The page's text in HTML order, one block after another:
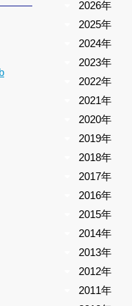
2026年
2025年
2024年
2023年
2022年
2021年
2020年
2019年
2018年
2017年
2016年
2015年
2014年
2013年
2012年
2011年